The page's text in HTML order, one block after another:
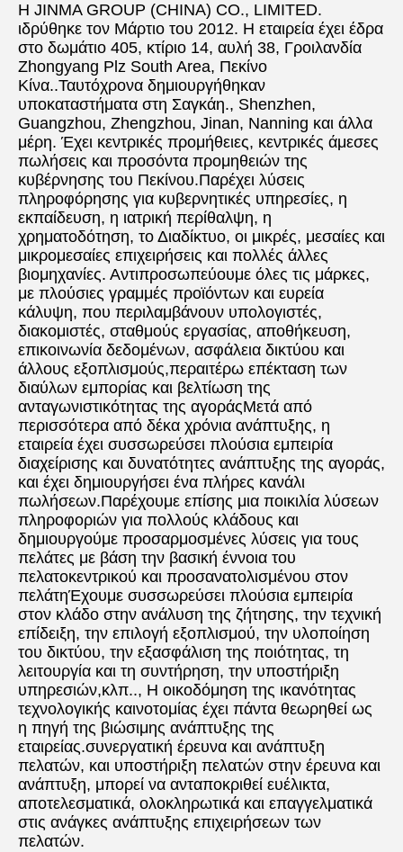
Η JINMA GROUP (CHINA) CO., LIMITED.
ιδρύθηκε τον Μάρτιο του 2012. Η εταιρεία έχει έδρα
στο δωμάτιο 405, κτίριο 14, αυλή 38, Γροιλανδία
Zhongyang Plz South Area, Πεκίνο
Κίνα..Ταυτόχρονα δημιουργήθηκαν
υποκαταστήματα στη Σαγκάη., Shenzhen,
Guangzhou, Zhengzhou, Jinan, Nanning και άλλα
μέρη. Έχει κεντρικές προμήθειες, κεντρικές άμεσες
πωλήσεις και προσόντα προμηθειών της
κυβέρνησης του Πεκίνου.Παρέχει λύσεις
πληροφόρησης για κυβερνητικές υπηρεσίες, η
εκπαίδευση, η ιατρική περίθαλψη, η
χρηματοδότηση, το Διαδίκτυο, οι μικρές, μεσαίες και
μικρομεσαίες επιχειρήσεις και πολλές άλλες
βιομηχανίες. Αντιπροσωπεύουμε όλες τις μάρκες,
με πλούσιες γραμμές προϊόντων και ευρεία
κάλυψη, που περιλαμβάνουν υπολογιστές,
διακομιστές, σταθμούς εργασίας, αποθήκευση,
επικοινωνία δεδομένων, ασφάλεια δικτύου και
άλλους εξοπλισμούς,περαιτέρω επέκταση των
διαύλων εμπορίας και βελτίωση της
ανταγωνιστικότητας της αγοράςΜετά από
περισσότερα από δέκα χρόνια ανάπτυξης, η
εταιρεία έχει συσσωρεύσει πλούσια εμπειρία
διαχείρισης και δυνατότητες ανάπτυξης της αγοράς,
και έχει δημιουργήσει ένα πλήρες κανάλι
πωλήσεων.Παρέχουμε επίσης μια ποικιλία λύσεων
πληροφοριών για πολλούς κλάδους και
δημιουργούμε προσαρμοσμένες λύσεις για τους
πελάτες με βάση την βασική έννοια του
πελατοκεντρικού και προσανατολισμένου στον
πελάτηΈχουμε συσσωρεύσει πλούσια εμπειρία
στον κλάδο στην ανάλυση της ζήτησης, την τεχνική
επίδειξη, την επιλογή εξοπλισμού, την υλοποίηση
του δικτύου, την εξασφάλιση της ποιότητας, τη
λειτουργία και τη συντήρηση, την υποστήριξη
υπηρεσιών,κλπ.., Η οικοδόμηση της ικανότητας
τεχνολογικής καινοτομίας έχει πάντα θεωρηθεί ως
η πηγή της βιώσιμης ανάπτυξης της
εταιρείας.συνεργατική έρευνα και ανάπτυξη
πελατών, και υποστήριξη πελατών στην έρευνα και
ανάπτυξη, μπορεί να ανταποκριθεί ευέλικτα,
αποτελεσματικά, ολοκληρωτικά και επαγγελματικά
στις ανάγκες ανάπτυξης επιχειρήσεων των
πελατών.